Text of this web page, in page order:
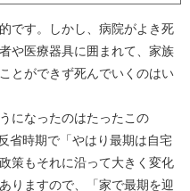
です。しかし、病院がよき死
や医療器具に囲まれて、家族
とができず死んでいくのはい
になったのはたったこの
省時期で「やはり最期は自宅
策もそれに沿って大きく変化
りますので、「家で最期を迎